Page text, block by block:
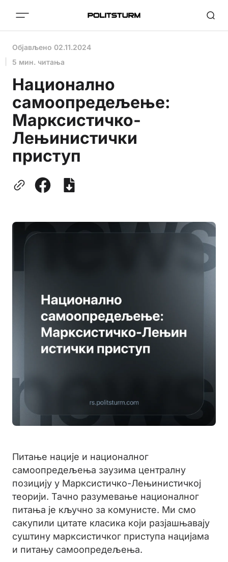
Објављено 02.11.2024
5 мин. читања
Национално
самоопредељење:
Марксистичко-
Лењинистички
приступ
Питање нације и националног
самоопредељења заузима централну
позицију у Марксистичко-Лењинистичкој
теорији. Тачно разумевање националног
питања је кључно за комунисте. Ми смо
сакупили цитате класика који разјашњавају
суштину марксистичког приступа нацијама
и питању самоопредељења.